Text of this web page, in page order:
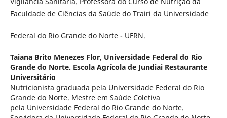
Faculdade de Ciências da Saúde do Trairi da Universidade
Federal do Rio Grande do Norte - UFRN.
Taiana Brito Menezes Flor, Universidade Federal do Rio
Grande do Norte. Escola Agrícola de Jundiai Restaurante
Universitário
Nutricionista graduada pela Universidade Federal do Rio
Grande do Norte. Mestre em Saúde Coletiva
pela Universidade Federal do Rio Grande do Norte.